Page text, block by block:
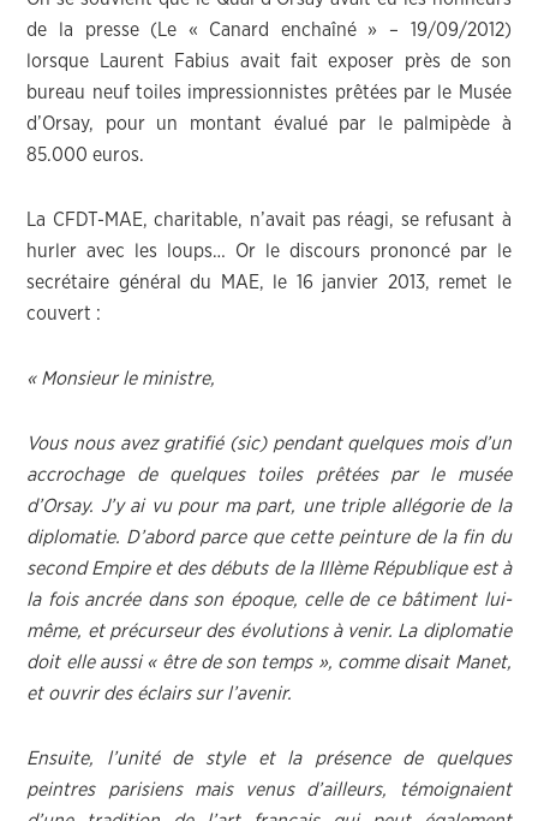
de la presse (Le « Canard enchaîné » – 19/09/2012)
lorsque Laurent Fabius avait fait exposer près de son
bureau neuf toiles impressionnistes prêtées par le Musée
d’Orsay, pour un montant évalué par le palmipède à
85.000 euros.
La CFDT-MAE, charitable, n’avait pas réagi, se refusant à
hurler avec les loups… Or le discours prononcé par le
secrétaire général du MAE, le 16 janvier 2013, remet le
couvert :
« Monsieur le ministre,
Vous nous avez gratifié (sic) pendant quelques mois d’un
accrochage de quelques toiles prêtées par le musée
d’Orsay. J’y ai vu pour ma part, une triple allégorie de la
diplomatie. D’abord parce que cette peinture de la fin du
second Empire et des débuts de la IIIème République est à
la fois ancrée dans son époque, celle de ce bâtiment lui-
même, et précurseur des évolutions à venir. La diplomatie
doit elle aussi « être de son temps », comme disait Manet,
et ouvrir des éclairs sur l’avenir.
Ensuite, l’unité de style et la présence de quelques
peintres parisiens mais venus d’ailleurs, témoignaient